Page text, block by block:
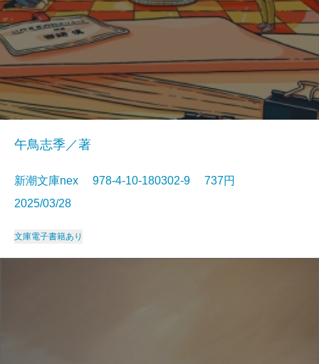
午鳥志季／著
新潮文庫nex 978-4-10-180302-9 737円
2025/03/28
文庫電子書籍あり